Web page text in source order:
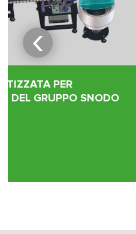
LINEA A PALLET PER
CERNIERE DEL
‹